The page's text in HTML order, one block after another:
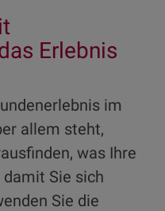
Erlebnis
im
allem steht,
was Ihre
damit Sie sich
Sie die